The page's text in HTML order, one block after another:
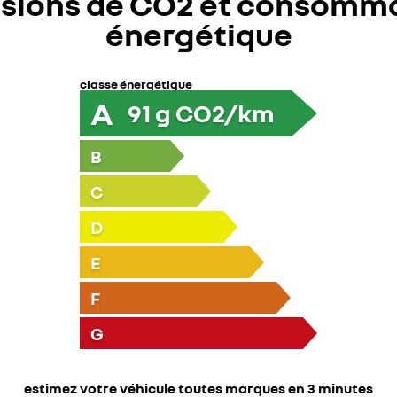
énergétique
classe énergétique
A 91 g CO2/km
B
C
D
E
F
G
estimez votre véhicule toutes marques en 3 minutes